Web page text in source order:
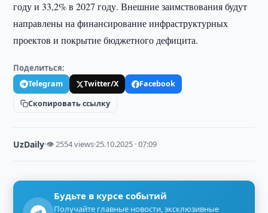
году и 33,2% в 2027 году. Внешние заимствования будут
направлены на финансирование инфраструктурных
проектов и покрытие бюджетного дефицита.
Поделиться:
Telegram Twitter/X
Facebook
Скопировать ссылку
UzDaily·👁 2554 views·25.10.2025 · 07:09
Будьте в курсе событий
Получайте главные новости, эксклюзивные